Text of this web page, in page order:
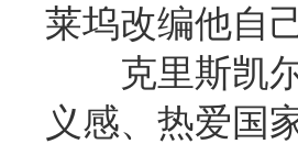
莱坞改编他自
克里斯凯尔
义感、热爱国